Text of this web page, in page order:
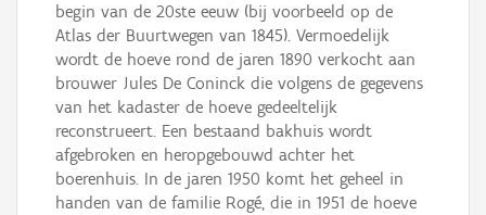
begin van de 20ste eeuw (bij voorbeeld op de
Atlas der Buurtwegen van 1845). Vermoedelijk
wordt de hoeve rond de jaren 1890 verkocht aan
brouwer Jules De Coninck die volgens de gegevens
van het kadaster de hoeve gedeeltelijk
reconstrueert. Een bestaand bakhuis wordt
afgebroken en heropgebouwd achter het
boerenhuis. In de jaren 1950 komt het geheel in
handen van de familie Rogé, die in 1951 de hoeve